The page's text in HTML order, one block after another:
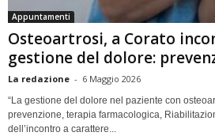
Appuntamenti
Osteoartrosi, a Corato
gestione del dolore:
La redazione - 6 Maggio 2026
“La gestione del dolore nel paziente con
prevenzione, terapia farmacologica,
dell’incontro a carattere...